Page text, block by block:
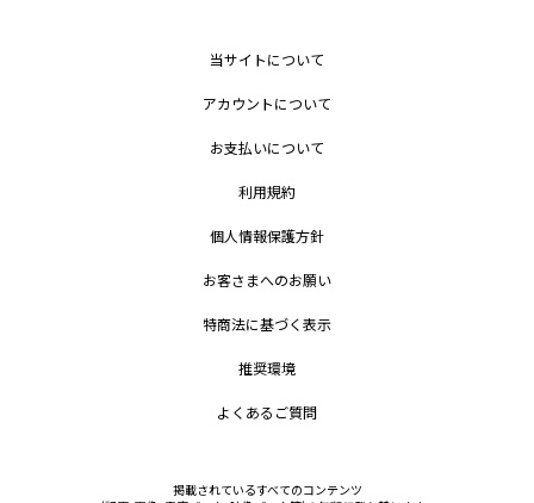
当サイトについて
アカウントについて
お支払いについて
利用規約
個人情報保護方針
お客さまへのお願い
特商法に基づく表示
推奨環境
よくあるご質問
掲載されているすべてのコンテンツ